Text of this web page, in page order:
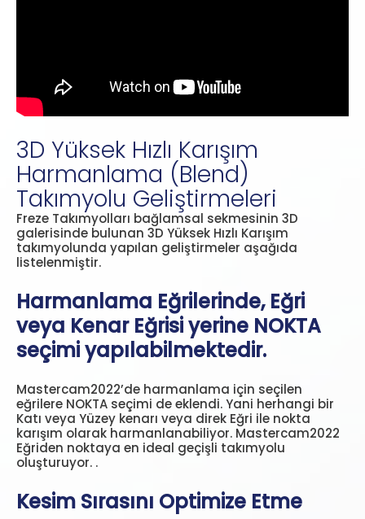
3D Yüksek Hızlı Karışım
Harmanlama (Blend)
Takımyolu Geliştirmeleri
Freze Takımyolları bağlamsal sekmesinin 3D
galerisinde bulunan 3D Yüksek Hızlı Karışım
takımyolunda yapılan geliştirmeler aşağıda
listelenmiştir.
Harmanlama Eğrilerinde, Eğri
veya Kenar Eğrisi yerine NOKTA
seçimi yapılabilmektedir.
Mastercam2022’de harmanlama için seçilen
eğrilere NOKTA seçimi de eklendi. Yani herhangi bir
Katı veya Yüzey kenarı veya direk Eğri ile nokta
karışım olarak harmanlanabiliyor. Mastercam2022
Eğriden noktaya en ideal geçişli takımyolu
oluşturuyor. .
Kesim Sırasını Optimize Etme